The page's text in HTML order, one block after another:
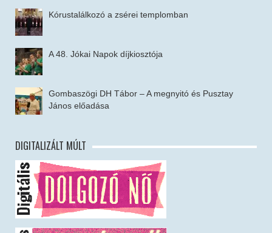
Kórustalálkozó a zsérei templomban
A 48. Jókai Napok díjkiosztója
Gombaszögi DH Tábor – A megnyitó és Pusztay
János előadása
DIGITALIZÁLT MÚLT